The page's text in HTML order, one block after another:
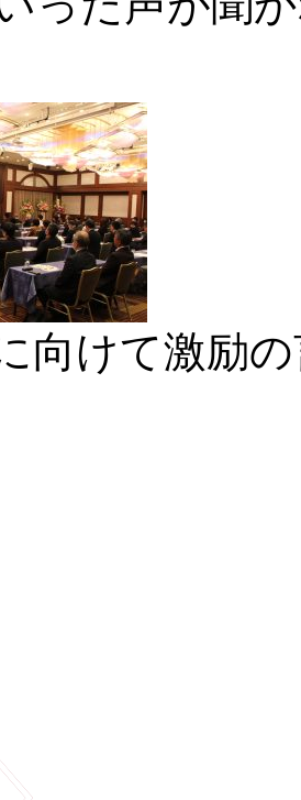
向けて激励